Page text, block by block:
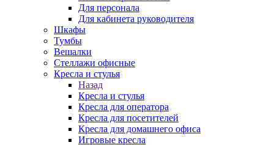
Для персонала
Для кабинета руководителя
Шкафы
Тумбы
Вешалки
Стеллажи офисные
Кресла и стулья
Назад
Кресла и стулья
Кресла для оператора
Кресла для посетителей
Кресла для домашнего офиса
Игровые кресла